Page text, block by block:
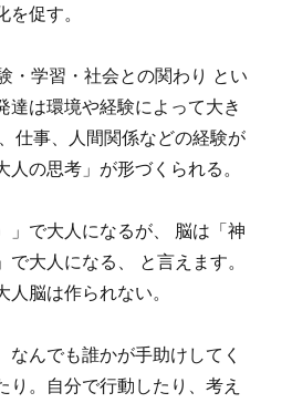
を促す。
・学習・社会との関わり とい
達は環境や経験によって大き
仕事、人間関係などの経験が
人の思考」が形づくられる。
」で大人になるが、 脳は「神
大人になる、 と言えます。
脳は作られない。
なんでも誰かが手助けしてく
り。自分で行動したり、考え